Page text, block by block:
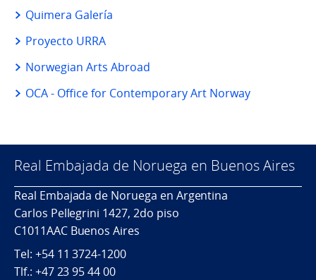
Quimera Galería
Proyecto URRA
Norwegian Arts Abroad
OCA - Office for Contemporary Art Norway
Real Embajada de Noruega en Buenos Aires
Real Embajada de Noruega en Argentina
Carlos Pellegrini 1427, 2do piso
C1011AAC Buenos Aires
Tel: +54 11 3724-1200
Tlf.: +47 23 95 44 00